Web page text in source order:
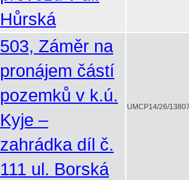
Hůrská
503, Záměr na
pronájem částí
pozemků v k.ú.
Kyje –
zahrádka díl č.
111 ul. Borská
UMCP14/26/